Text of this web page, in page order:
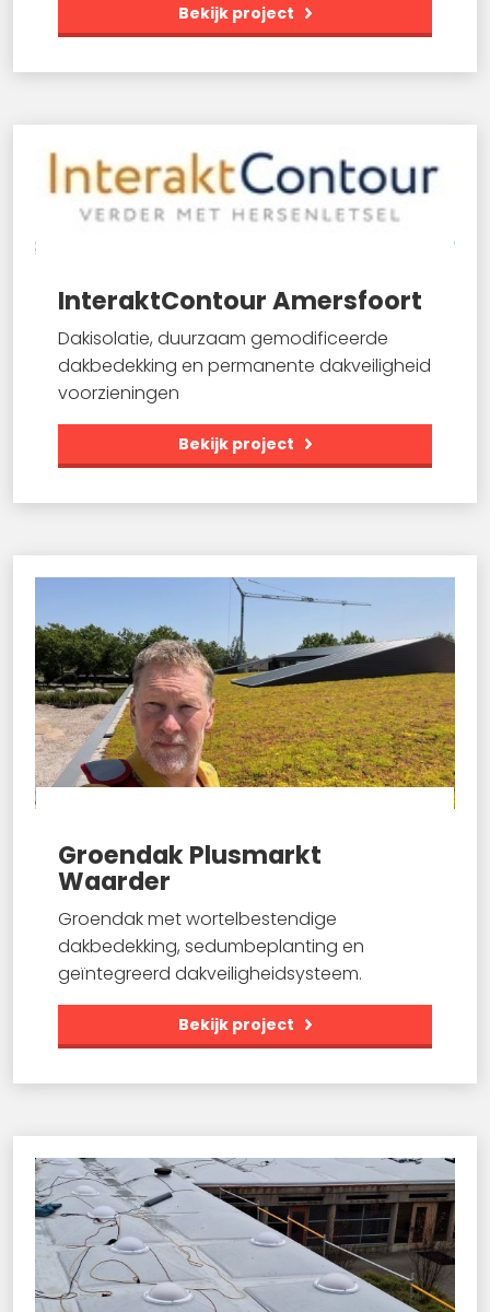
Bekijk project
InteraktContour Amersfoort
Dakisolatie, duurzaam gemodificeerde
dakbedekking en permanente dakveiligheid
voorzieningen
Bekijk project
Groendak Plusmarkt
Waarder
Groendak met wortelbestendige
dakbedekking, sedumbeplanting en
geïntegreerd dakveiligheidsysteem.
Bekijk project